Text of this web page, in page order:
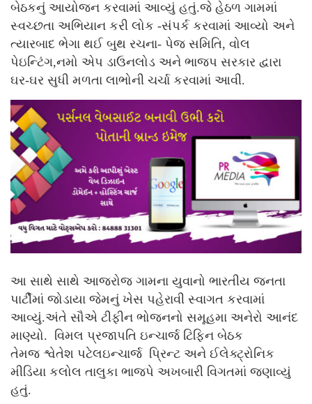
બેઠકનું આયોજન કરવામાં આવ્યું હતું.જે હેઠળ ગામમાં
સ્વચ્છતા અભિયાન કરી લોક -સંપર્ક કરવામાં આવ્યો અને
ત્યારબાદ ભેગા થઈ બુથ રચના- પેજ સમિતિ, વોલ
પેઇન્ટિંગ,નમો એપ ડાઉનલોડ અને ભાજપ સરકાર દ્વારા
ઘર-ઘર સુધી મળતા લાભોની ચર્ચા કરવામાં આવી.
આ સાથે સાથે આજરોજ ગામના યુવાનો ભારતીય જનતા
પાર્ટીમાં જોડાયા જેમનું ખેસ પહેરાવી સ્વાગત કરવામાં
આવ્યું.અંતે‌ સૌ‌એ ટીફીન ભોજનનો સમૂહમા અનેરો આનંદ
માણ્યો. વિમલ પ્રજાપતિ ઇન્ચાર્જ ટિફિન બેઠક
તેમજ શ્વેતેશ પટેલઇન્ચાર્જ પ્રિન્ટ અને ઈલેક્ટ્રોનિક
મીડિયા કલોલ તાલુકા ભાજપે અખબારી વિગતમાં જણાવ્યું
હતું.